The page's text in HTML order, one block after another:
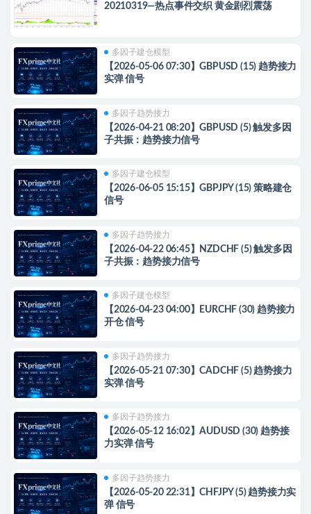
20210319—热点事件交织 黄金剧烈震荡
多因子建仓模型
【2026-05-06 07:30】GBPUSD (15) 趋势接力
实弹 信号
多因子趋势接力
【2026-04-21 08:20】GBPUSD (5) 触发多因
子共振：趋势接力信号
多因子建仓模型
【2026-06-05 15:15】GBPJPY (15) 策略建仓
信号
多因子趋势接力
【2026-04-22 06:45】NZDCHF (5) 触发多因
子共振：趋势接力信号
多因子建仓模型
【2026-04-23 04:00】EURCHF (30) 趋势接力
开仓 信号
多因子趋势接力
【2026-05-21 07:30】CADCHF (5) 趋势接力
实弹 信号
多因子趋势接力
【2026-05-12 16:02】AUDUSD (30) 趋势接
力实弹 信号
多因子趋势接力
【2026-05-20 22:31】CHFJPY (5) 趋势接力实
弹 信号